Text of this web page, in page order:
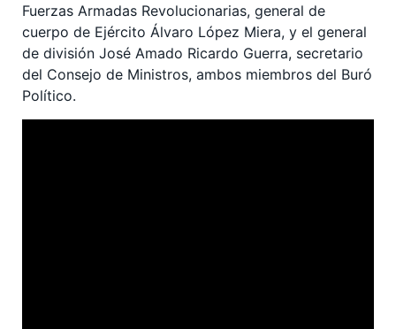
Fuerzas Armadas Revolucionarias, general de
cuerpo de Ejército Álvaro López Miera, y el general
de división José Amado Ricardo Guerra, secretario
del Consejo de Ministros, ambos miembros del Buró
Político.